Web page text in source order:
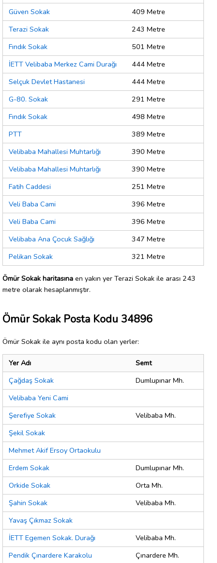
Güven Sokak
409 Metre
Terazi Sokak
243 Metre
Fındık Sokak
501 Metre
İETT Velibaba Merkez Cami Durağı
444 Metre
Selçuk Devlet Hastanesi
444 Metre
G-80. Sokak
291 Metre
Fındık Sokak
498 Metre
PTT
389 Metre
Velibaba Mahallesi Muhtarlığı
390 Metre
Velibaba Mahallesi Muhtarlığı
390 Metre
Fatih Caddesi
251 Metre
Veli Baba Cami
396 Metre
Veli Baba Cami
396 Metre
Velibaba Ana Çocuk Sağlığı
347 Metre
Pelikan Sokak
321 Metre
Ömür Sokak haritasına en yakın yer Terazi Sokak ile arası 243
metre olarak hesaplanmıştır.
Ömür Sokak Posta Kodu 34896
Ömür Sokak ile aynı posta kodu olan yerler:
Yer Adı
Semt
Çağdaş Sokak
Dumlupınar Mh.
Velibaba Yeni Cami
Şerefiye Sokak
Velibaba Mh.
Şekil Sokak
Mehmet Akif Ersoy Ortaokulu
Erdem Sokak
Dumlupınar Mh.
Orkide Sokak
Orta Mh.
Şahin Sokak
Velibaba Mh.
Yavaş Çıkmaz Sokak
İETT Egemen Sokak. Durağı
Velibaba Mh.
Pendik Çınardere Karakolu
Çınardere Mh.